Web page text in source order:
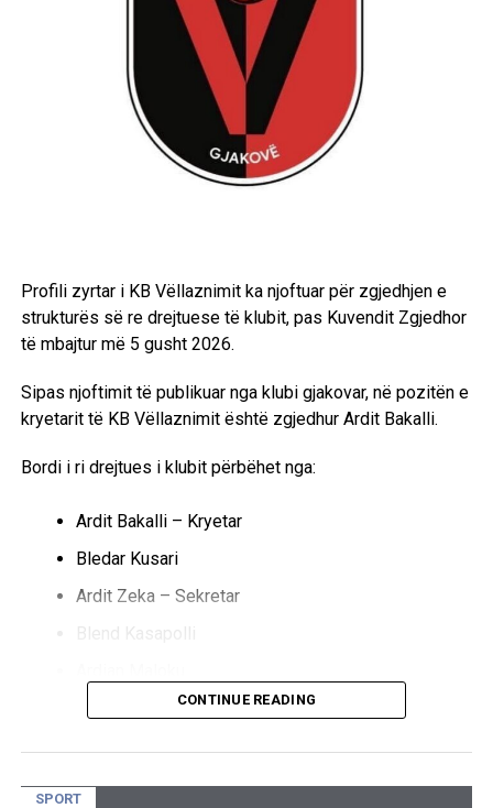
Profili zyrtar i KB Vëllaznimit ka njoftuar për zgjedhjen e
strukturës së re drejtuese të klubit, pas Kuvendit Zgjedhor
të mbajtur më 5 gusht 2026.
Sipas njoftimit të publikuar nga klubi gjakovar, në pozitën e
kryetarit të KB Vëllaznimit është zgjedhur Ardit Bakalli.
Bordi i ri drejtues i klubit përbëhet nga:
Ardit Bakalli – Kryetar
Bledar Kusari
Ardit Zeka – Sekretar
Jeton Bakalli
CONTINUE READING
SPORT